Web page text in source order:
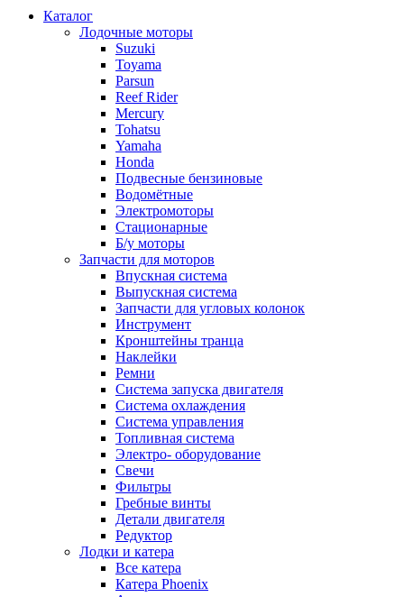
Каталог
Лодочные моторы
Suzuki
Toyama
Parsun
Reef Rider
Mercury
Tohatsu
Yamaha
Honda
Подвесные бензиновые
Водомётные
Электромоторы
Стационарные
Б/у моторы
Запчасти для моторов
Впускная система
Выпускная система
Запчасти для угловых колонок
Инструмент
Кронштейны транца
Наклейки
Ремни
Система запуска двигателя
Система охлаждения
Система управления
Топливная система
Электро- оборудование
Свечи
Фильтры
Гребные винты
Детали двигателя
Редуктор
Лодки и катера
Все катера
Катера Phoenix